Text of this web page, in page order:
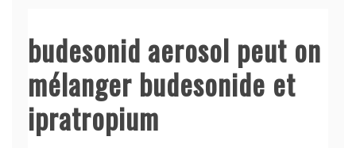
budesonid aerosol peut on
mélanger budesonide et
ipratropium